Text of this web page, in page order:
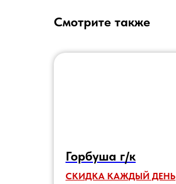
Смотрите также
Горбуша г/к
СКИДКА КАЖДЫЙ ДЕНЬ